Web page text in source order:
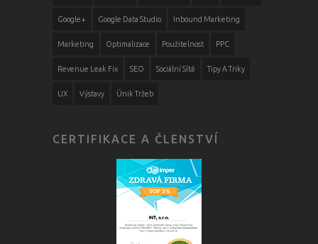
Google+ Google Data Studio Inbound Marketing
Marketing Optimalizace Použitelnost PPC
Revenue Leak Fix SEO Sociální Sítě Tipy A Triky
UX Výstavy Únik Tržeb
CERTIFIKACE A ČLENSTVÍ